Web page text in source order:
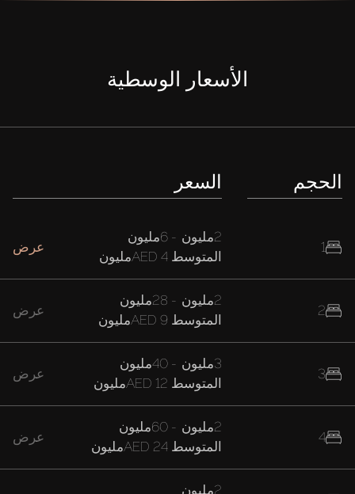
الأسعار الوسطية
الحجم
1
2
3
4
السعر
2مليون -
المتوسط
عرض
2مليون -
المتوسط
عرض
3مليون -
المتوسط
عرض
2مليون -
المتوسط
عرض
2مليون